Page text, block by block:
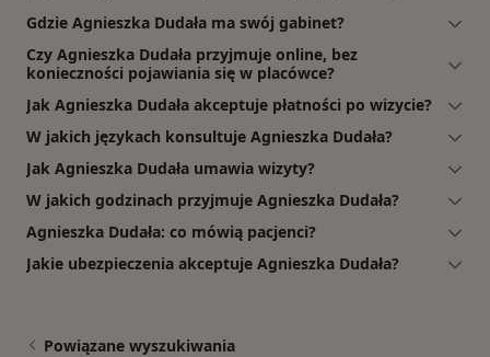
Gdzie Agnieszka Dudała ma swój gabinet?
Czy Agnieszka Dudała przyjmuje online, bez
konieczności pojawiania się w placówce?
Jak Agnieszka Dudała akceptuje płatności po wizycie?
W jakich językach konsultuje Agnieszka Dudała?
Jak Agnieszka Dudała umawia wizyty?
W jakich godzinach przyjmuje Agnieszka Dudała?
Agnieszka Dudała: co mówią pacjenci?
Jakie ubezpieczenia akceptuje Agnieszka Dudała?
Powiązane wyszukiwania